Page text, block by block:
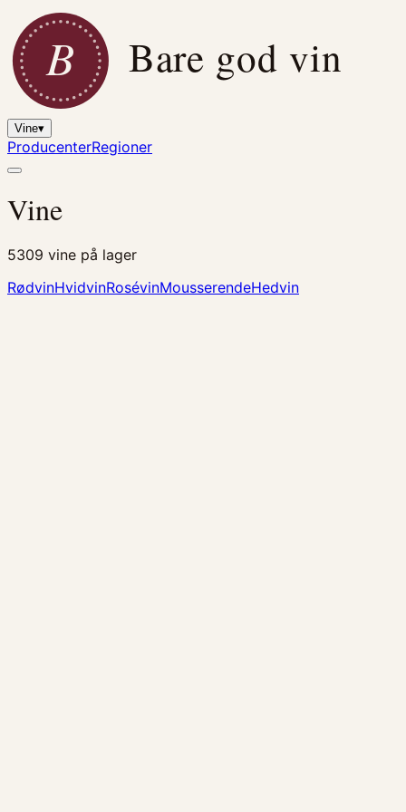
B Bare god vin
Vine▾
ProducenterRegioner
Vine
5309 vine på lager
RødvinHvidvinRosévinMousserendeHedvin